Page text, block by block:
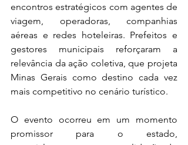
encontros estratégicos com agentes de
viagem, operadoras, companhias
aéreas e redes hoteleiras. Prefeitos e
gestores municipais reforçaram a
relevância da ação coletiva, que projeta
Minas Gerais como destino cada vez
mais competitivo no cenário turístico.
O evento ocorreu em um momento
promissor para o estado,